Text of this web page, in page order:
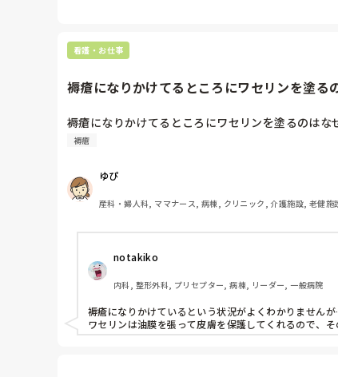
看護・お仕事
褥瘡になりかけてるところにワセリンを塗る
褥瘡になりかけてるところにワセリンを塗るのはな
褥瘡
ゆぴ
産科・婦人科, ママナース, 病棟, クリニック, 介護施設, 老健
notakiko
内科, 整形外科, プリセプター, 病棟, リーダー, 一般病院
褥瘡になりかけているという状況がよくわかりません
ワセリンは油膜を張って皮膚を保護してくれるので、